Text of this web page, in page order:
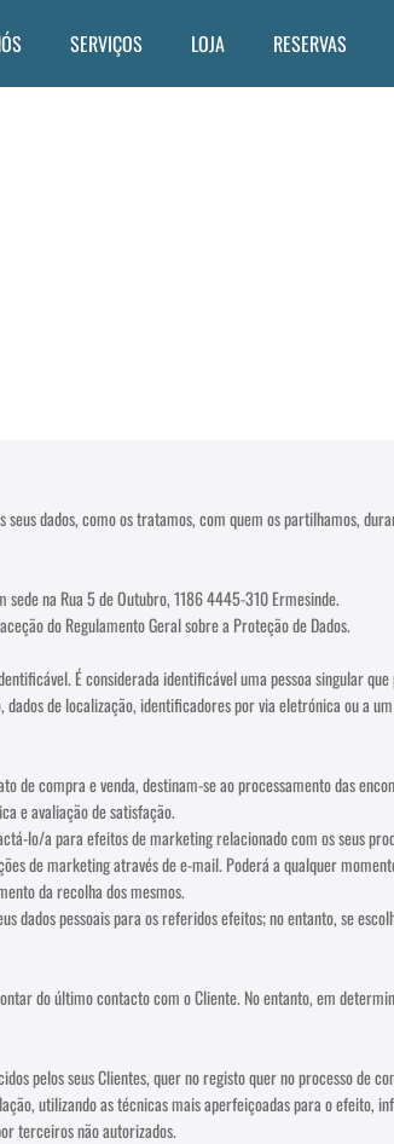
SERVIÇOS LOJA RESERVAS
dados, como os tratamos, com quem os partilhamos,
sede na Rua 5 de Outubro, 1186 4445-310 Ermesinde.
do Regulamento Geral sobre a Proteção de Dados.
É considerada identificável uma pessoa singular
de localização, identificadores por via eletrónica ou a
de compra e venda, destinam-se ao processamento das
e avaliação de satisfação.
lo/a para efeitos de marketing relacionado com os seus
de marketing através de e-mail. Poderá a qualquer
da recolha dos mesmos.
dados pessoais para os referidos efeitos; no entanto, se
do último contacto com o Cliente. No entanto, em
pelos seus Clientes, quer no registo quer no processo de
utilizando as técnicas mais aperfeiçoadas para o
terceiros não autorizados.